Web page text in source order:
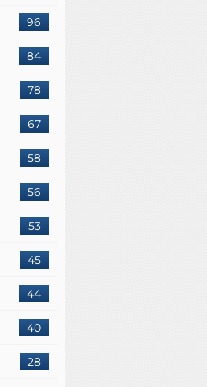
96
84
78
67
58
56
53
45
44
40
28